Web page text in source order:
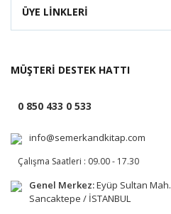
ÜYE LİNKLERİ
MÜŞTERİ DESTEK HATTI
0 850 433 0 533
info@semerkandkitap.com
Çalışma Saatleri : 09.00 - 17.30
Genel Merkez:Eyüp Sultan
Sancaktepe / İSTANBUL